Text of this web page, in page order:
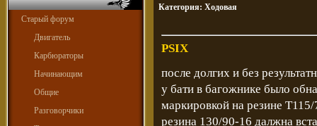
Старый форум
Двигатель
Карбюраторы
Начинающим
Общие
Разговорчики
Категория: Ходовая
PSIX
после долгих и без
у бати в багожнике было
маркировкой на резине
резина 130/90-16 далжна